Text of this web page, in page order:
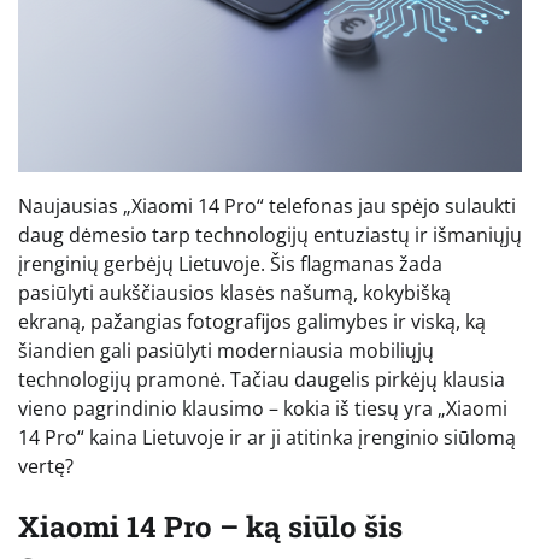
Naujausias „Xiaomi 14 Pro“ telefonas jau spėjo sulaukti
daug dėmesio tarp technologijų entuziastų ir išmaniųjų
įrenginių gerbėjų Lietuvoje. Šis flagmanas žada
pasiūlyti aukščiausios klasės našumą, kokybišką
ekraną, pažangias fotografijos galimybes ir viską, ką
šiandien gali pasiūlyti moderniausia mobiliųjų
technologijų pramonė. Tačiau daugelis pirkėjų klausia
vieno pagrindinio klausimo – kokia iš tiesų yra „Xiaomi
14 Pro“ kaina Lietuvoje ir ar ji atitinka įrenginio siūlomą
vertę?
Xiaomi 14 Pro – ką siūlo šis